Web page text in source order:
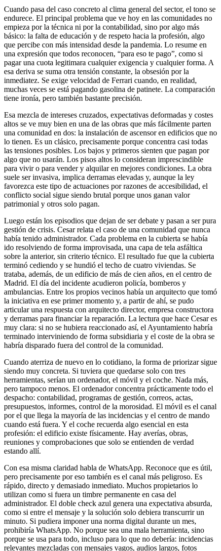
Cuando pasa del caso concreto al clima general del sector, el tono se
endurece. El principal problema que ve hoy en las comunidades no
empieza por la técnica ni por la contabilidad, sino por algo más
básico: la falta de educación y de respeto hacia la profesión, algo
que percibe con más intensidad desde la pandemia. Lo resume en
una expresión que todos reconocen, “para eso te pago”, como si
pagar una cuota legitimara cualquier exigencia y cualquier forma. A
esa deriva se suma otra tensión constante, la obsesión por la
inmediatez. Se exige velocidad de Ferrari cuando, en realidad,
muchas veces se está pagando gasolina de patinete. La comparación
tiene ironía, pero también bastante precisión.
Esa mezcla de intereses cruzados, expectativas deformadas y costes
altos se ve muy bien en una de las obras que más fácilmente parten
una comunidad en dos: la instalación de ascensor en edificios que no
lo tienen. Es un clásico, precisamente porque concentra casi todas
las tensiones posibles. Los bajos y primeros sienten que pagan por
algo que no usarán. Los pisos altos lo consideran imprescindible
para vivir o para vender y alquilar en mejores condiciones. La obra
suele ser invasiva, implica derramas elevadas y, aunque la ley
favorezca este tipo de actuaciones por razones de accesibilidad, el
conflicto social sigue siendo brutal porque unos ganan valor
patrimonial y otros solo pagan.
Luego están los episodios que dejan de ser debate y pasan a ser pura
gestión de crisis. Cesar relata el caso de una comunidad que nunca
había tenido administrador. Cada problema en la cubierta se había
ido resolviendo de forma improvisada, una capa de tela asfáltica
sobre la anterior, sin criterio técnico. El resultado fue que la cubierta
terminó cediendo y se hundió el techo de cuatro viviendas. Se
trataba, además, de un edificio de más de cien años, en el centro de
Madrid. El día del incidente acudieron policía, bomberos y
ambulancias. Entre los propios vecinos había un arquitecto que tomó
la iniciativa en ese primer momento y, a partir de ahí, se pudo
articular una respuesta con arquitecto director, empresa constructora
y derramas para financiar la reparación. La lectura que hace Cesar es
muy clara: si no se hubiera reaccionado así, el Ayuntamiento habría
terminado interviniendo de forma subsidiaria y el coste de la obra se
habría disparado fuera del control de la comunidad.
Cuando aterriza de nuevo en lo cotidiano, la forma de priorizar sigue
siendo muy concreta. Si tuviera que quedarse solo con tres
herramientas, serían un ordenador, el móvil y el coche. Nada más,
pero tampoco menos. El ordenador concentra prácticamente todo el
despacho: contabilidad, programas de gestión, correos, actas,
presupuestos, informes, control de la morosidad. El móvil es el canal
por el que llega la mayoría de las incidencias y el centro de mando
cuando está fuera. Y el coche recuerda algo esencial en esta
profesión: el edificio existe físicamente. Hay averías, obras,
reuniones y comprobaciones que solo se entienden de verdad
estando allí.
Con esa misma claridad habla de WhatsApp. Reconoce que es útil,
pero precisamente por eso también es el canal más peligroso. Es
rápido, directo y demasiado inmediato. Muchos propietarios lo
utilizan como si fuera un timbre permanente en casa del
administrador. El doble check azul genera una expectativa absurda,
como si entre el mensaje y la solución solo debiera transcurrir un
minuto. Si pudiera imponer una norma digital durante un mes,
prohibiría WhatsApp. No porque sea una mala herramienta, sino
porque se usa para todo, incluso para lo que no debería: incidencias
relevantes mezcladas con mensajes vagos, audios largos, fotos